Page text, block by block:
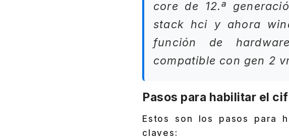
core de 12.ª
stack hci y ahora
función de
compatible con gen 2
Pasos para habilitar el
Estos son los pasos para
claves: